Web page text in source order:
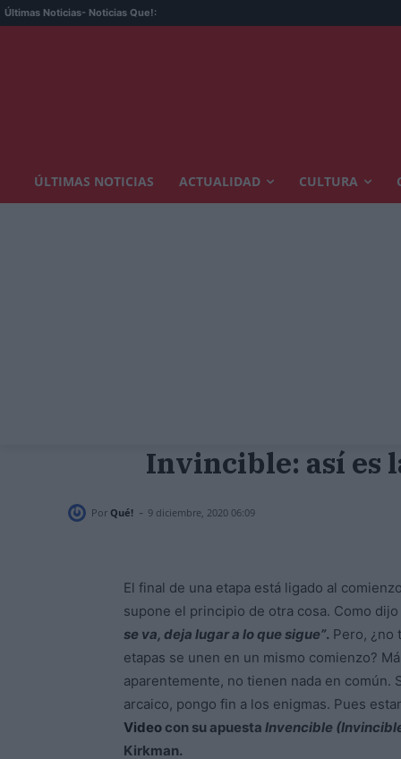
Últimas Noticias- Noticias Que!:
ÚLTIMAS NOTICIAS ACTUALIDAD CULTURA
Invincible: así es
Por Qué! - 9 diciembre, 2020 06:09
El final de una etapa está ligado al
supone el principio de otra cosa. Como
se va, deja lugar a lo que sigue”. Pero, ¿no
etapas se unen en un mismo comienzo?
aparentemente, no tienen nada en común.
arcaico, pongo fin a los enigmas. Pues
Video con su apuesta Invencible
Kirkman.